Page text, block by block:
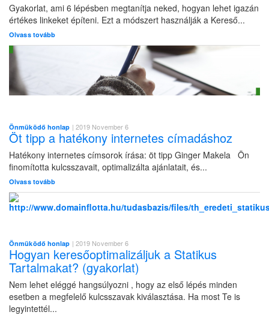
Gyakorlat, ami 6 lépésben megtanítja neked, hogyan lehet igazán
értékes linkeket építeni. Ezt a módszert használják a Kereső...
Olvass tovább
Önmüködő honlap | 2019 November 6
Öt tipp a hatékony internetes címadáshoz
Hatékony internetes címsorok írása: öt tipp Ginger Makela Ön
finomította kulcsszavait, optimalizálta ajánlatait, és...
Olvass tovább
Önmüködő honlap | 2019 November 6
Hogyan keresőoptimalizáljuk a Statikus
Tartalmakat? (gyakorlat)
Nem lehet eléggé hangsúlyozni , hogy az első lépés minden
esetben a megfelelő kulcsszavak kiválasztása. Ha most Te is
legyintettél...